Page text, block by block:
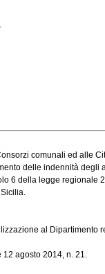
comunali ed alle
delle indennità degli
6 della legge regionale
al
agosto 2014, n. 21.